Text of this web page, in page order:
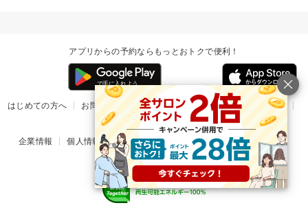
アプリからの予約ならもっとおトクで便利！
はじめての方へ お問い合わせ ヘルプ リリース情報
利用規約
掲載ご希望のサロン様
企業情報 個人情報保護方針 楽天のサービス一覧 アプリ一覧
© Rakuten Group, Inc.